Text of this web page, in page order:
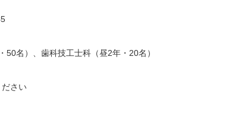
50名）、歯科技工士科（昼2年・20名）
さい